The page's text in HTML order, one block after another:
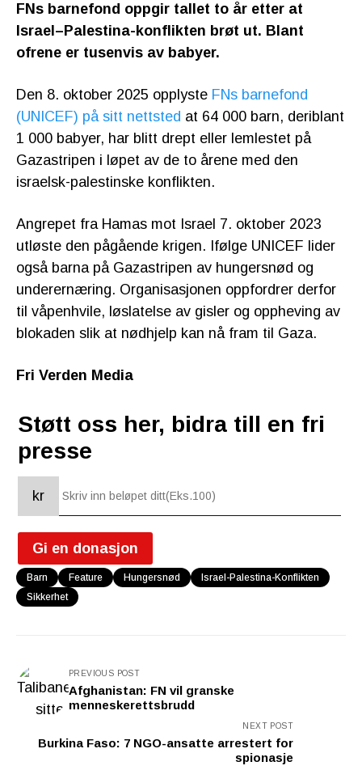
FNs barnefond oppgir tallet to år etter at
Israel–Palestina-konflikten brøt ut. Blant
ofrene er tusenvis av babyer.
Den 8. oktober 2025 opplyste FNs barnefond
(UNICEF) på sitt nettsted at 64 000 barn, deriblant
1 000 babyer, har blitt drept eller lemlestet på
Gazastripen i løpet av de to årene med den
israelsk-palestinske konflikten.
Angrepet fra Hamas mot Israel 7. oktober 2023
utløste den pågående krigen. Ifølge UNICEF lider
også barna på Gazastripen av hungersnød og
underernæring. Organisasjonen oppfordrer derfor
til våpenhvile, løslatelse av gisler og oppheving av
blokaden slik at nødhjelp kan nå fram til Gaza.
Fri Verden Media
Støtt oss her, bidra till en fri
presse
kr
Gi en donasjon
Barn Feature Hungersnød
Israel-Palestina-Konflikten
Sikkerhet
PREVIOUS POST
Afghanistan: FN vil granske
menneskerettsbrudd
NEXT POST
Burkina Faso: 7 NGO-ansatte arrestert for
spionasje